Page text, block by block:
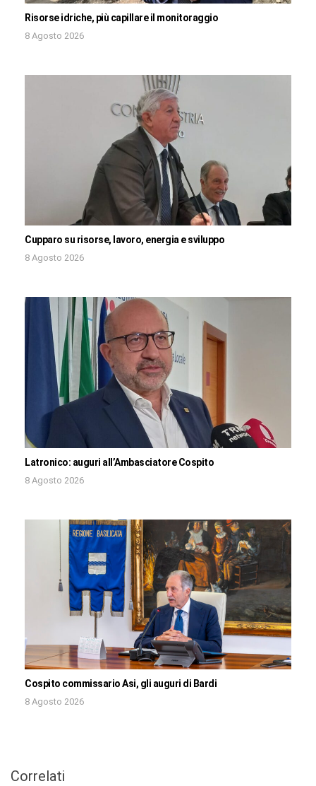
Risorse idriche, più capillare il monitoraggio
8 Agosto 2026
Cupparo su risorse, lavoro, energia e sviluppo
8 Agosto 2026
Latronico: auguri all’Ambasciatore Cospito
8 Agosto 2026
Cospito commissario Asi, gli auguri di Bardi
8 Agosto 2026
Correlati